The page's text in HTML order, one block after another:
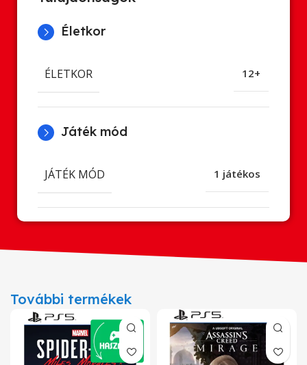
Életkor
ÉLETKOR 12+
Játék mód
JÁTÉK MÓD 1 játékos
További termékek